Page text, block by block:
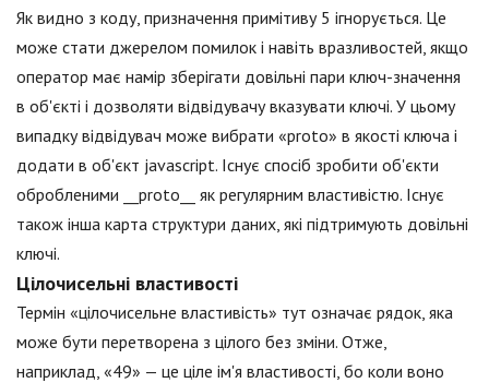
Як видно з коду, призначення примітиву 5 ігнорується. Це
може стати джерелом помилок і навіть вразливостей, якщо
оператор має намір зберігати довільні пари ключ-значення
в об'єкті і дозволяти відвідувачу вказувати ключі. У цьому
випадку відвідувач може вибрати «proto» в якості ключа і
додати в об'єкт jаvascript. Існує спосіб зробити об'єкти
обробленими __proto__ як регулярним властивістю. Існує
також інша карта структури даних, які підтримують довільні
ключі.
Цілочисельні властивості
Термін «цілочисельне властивість» тут означає рядок, яка
може бути перетворена з цілого без зміни. Отже,
наприклад, «49» — це ціле ім'я властивості, бо коли воно